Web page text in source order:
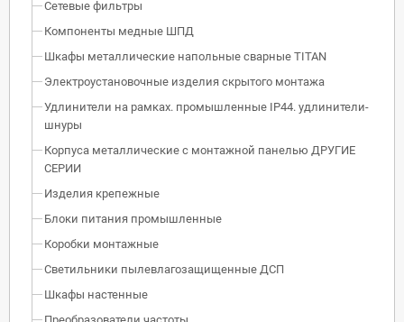
Сетевые фильтры
Компоненты медные ШПД
Шкафы металлические напольные сварные TITAN
Электроустановочные изделия скрытого монтажа
Удлинители на рамках. промышленные IP44. удлинители-
шнуры
Корпуса металлические с монтажной панелью ДРУГИЕ
СЕРИИ
Изделия крепежные
Блоки питания промышленные
Коробки монтажные
Светильники пылевлагозащищенные ДСП
Шкафы настенные